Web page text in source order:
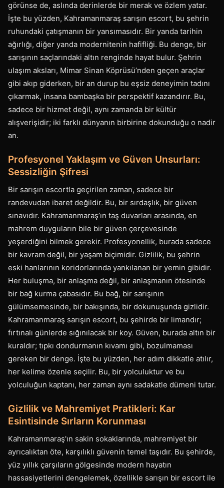
görünse de, aslında derinlerde bir merak ve özlem yatar.
İşte bu yüzden, Kahramanmaraş sarışın escort, bu şehrin
ruhundaki çatışmanın bir yansımasıdır. Bir yanda tarihin
ağırlığı, diğer yanda modernitenin hafifliği. Bu denge, bir
sarışının saçlarındaki altın renginde hayat bulur. Şehrin
ulaşım aksları, Mimar Sinan Köprüsü’nden geçen araçlar
gibi akıp giderken, bir an durup bu eşsiz deneyimin tadını
çıkarmak, insana bambaşka bir perspektif kazandırır. Bu,
sadece bir hizmet değil, aynı zamanda bir kültür
alışverişidir; iki farklı dünyanın birbirine dokunduğu o nadir
an.
Profesyonel Yaklaşım ve Güven Unsurları:
Sessizliğin Şifresi
Bir sarışın escortla geçirilen zaman, sadece bir
randevudan ibaret değildir. Bu, bir sırdaşlık, bir güven
sınavıdır. Kahramanmaraş’ın taş duvarları arasında, en
mahrem duyguların bile bir güven çerçevesinde
yeşerdiğini bilmek gerekir. Profesyonellik, burada sadece
bir kavram değil, bir yaşam biçimidir. Gizlilik, bu şehrin
eski hanlarının koridorlarında yankılanan bir yemin gibidir.
Her buluşma, bir anlaşma değil, bir anlaşmanın ötesinde
bir bağ kurma çabasıdır. Bu bağ, bir sarışının
gülümsemesinde, bir bakışında, bir dokunuşunda gizlidir.
Kahramanmaraş sarışın escort, bu şehirde bir limandır;
fırtınalı günlerde sığınılacak bir koy. Güven, burada altın bir
kuraldır; tıpkı dondurmanın kıvamı gibi, bozulmaması
gereken bir denge. İşte bu yüzden, her adım dikkatle atılır,
her kelime özenle seçilir. Bu, bir yolculuktur ve bu
yolculuğun kaptanı, her zaman aynı sadakatle dümeni tutar.
Gizlilik ve Mahremiyet Pratikleri: Kar
Esintisinde Sırların Korunması
Kahramanmaraş'ın sakin sokaklarında, mahremiyet bir
ayrıcalıktan öte, karşılıklı güvenin temel taşıdır. Bu şehirde,
yüz yıllık çarşıların gölgesinde modern hayatın
hassasiyetlerini dengelemek, özellikle sarışın bir escort ile